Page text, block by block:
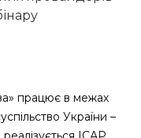
працює в межах
України –